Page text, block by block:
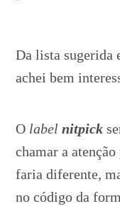
Da lista sugerida
achei bem
O label nitpick
chamar a
faria diferente,
no código da